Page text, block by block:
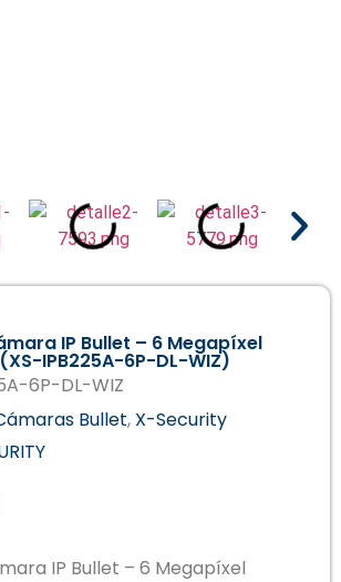
IP Bullet – 6 Megapíxel
IPB225A-6P-DL-WIZ)
6P-DL-WIZ
Bullet, X-Security
IP Bullet – 6 Megapíxel